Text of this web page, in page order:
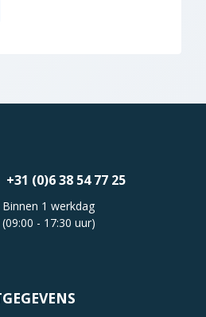
+31 (0)6 38 54 77 25
Binnen 1 werkdag
(09:00 - 17:30 uur)